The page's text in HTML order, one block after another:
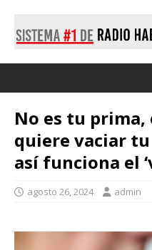
No es tu
quiere vaciar
así funciona el
agosto 26, 2024 admin